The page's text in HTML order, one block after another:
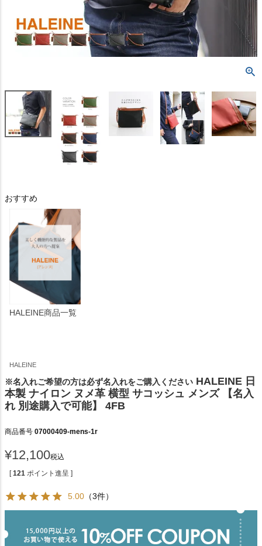
おすすめ
HALEINE商品一覧
HALEINE
※名入れご希望の方は必ず名入れをご購入ください HALEINE 日
本製 ナイロン ヌメ革 横型 サコッシュ メンズ 【名入
れ 別途購入で可能】 4FB
商品番号 07000409-mens-1r
¥12,100税込
[ 121 ポイント進呈 ]
5.00 （3件）